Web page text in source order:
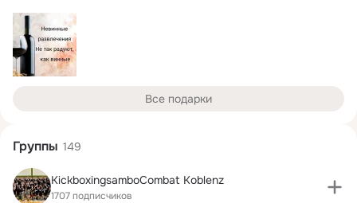
Все подарки
Группы 149
KickboxingsamboCombat Koblenz
1707 подписчиков